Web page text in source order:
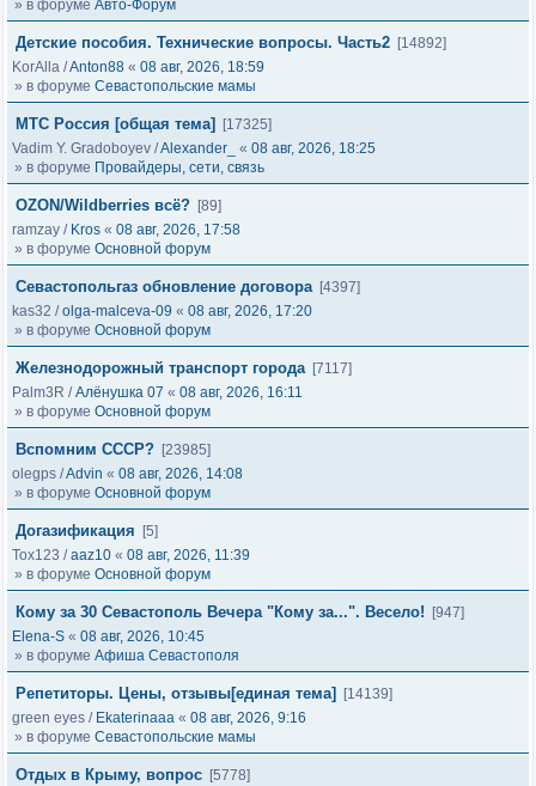
» в форуме Авто-Форум
Детские пособия. Технические вопросы. Часть2 [14892]
KorAlla /Anton88 « 08 авг, 2026, 18:59
» в форуме Севастопольские мамы
МТС Россия [общая тема]
[17325]
Vadim Y. Gradoboyev /Alexander_ « 08 авг, 2026, 18:25
» в форуме Провайдеры, сети, связь
OZON/Wildberries всё? [89]
ramzay / Kros « 08 авг, 2026, 17:58
» в форуме Основной форум
Севастопольгаз обновление договора [4397]
kas32 /olga-malceva-09 « 08 авг, 2026, 17:20
» в форуме Основной форум
Железнодорожный транспорт города [7117]
Palm3R /Алёнушка 07 « 08 авг, 2026, 16:11
» в форуме Основной форум
Вспомним СССР? [23985]
olegps /Advin « 08 авг, 2026, 14:08
» в форуме Основной форум
Догазификация
[5]
Tox123 /aaz10 « 08 авг, 2026, 11:39
» в форуме Основной форум
Кому за 30 Севастополь Вечера "Кому за...". Весело!
[947]
Elena-S « 08 авг, 2026, 10:45
» в форуме Афиша Севастополя
Репетиторы. Цены, отзывы[единая тема]
[14139]
green eyes / Ekaterinaaa « 08 авг, 2026, 9:16
» в форуме Севастопольские мамы
Отдых в Крыму, вопрос [5778]